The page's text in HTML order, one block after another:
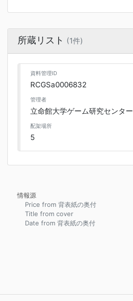
所蔵リスト (1件)
資料管理ID
RCGSa0006832
管理者
立命館大学ゲーム研究センター
配架場所
5
情報源
Price from 背表紙の奥付
Title from cover
Date from 背表紙の奥付